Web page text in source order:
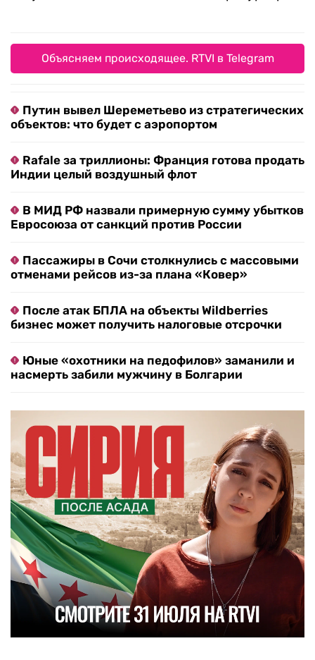
Объясняем происходящее. RTVI в Telegram
Путин вывел Шереметьево из стратегических
объектов: что будет с аэропортом
Rafale за триллионы: Франция готова продать
Индии целый воздушный флот
В МИД РФ назвали примерную сумму убытков
Евросоюза от санкций против России
Пассажиры в Сочи столкнулись с массовыми
отменами рейсов из-за плана «Ковер»
После атак БПЛА на объекты Wildberries
бизнес может получить налоговые отсрочки
Юные «охотники на педофилов» заманили и
насмерть забили мужчину в Болгарии